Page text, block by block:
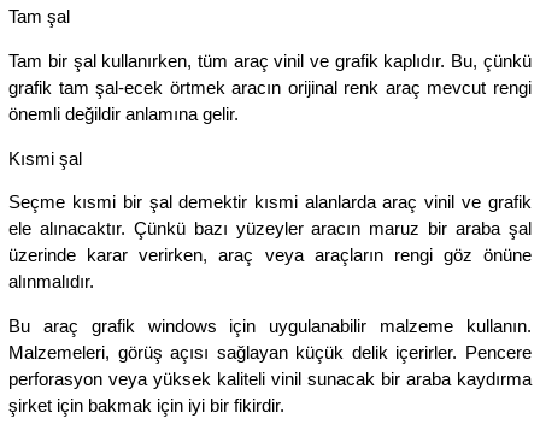
Tam şal
Tam bir şal kullanırken, tüm araç vinil ve grafik kaplıdır. Bu, çünkü
grafik tam şal-ecek örtmek aracın orijinal renk araç mevcut rengi
önemli değildir anlamına gelir.
Kısmi şal
Seçme kısmi bir şal demektir kısmi alanlarda araç vinil ve grafik
ele alınacaktır. Çünkü bazı yüzeyler aracın maruz bir araba şal
üzerinde karar verirken, araç veya araçların rengi göz önüne
alınmalıdır.
Bu araç grafik windows için uygulanabilir malzeme kullanın.
Malzemeleri, görüş açısı sağlayan küçük delik içerirler. Pencere
perforasyon veya yüksek kaliteli vinil sunacak bir araba kaydırma
şirket için bakmak için iyi bir fikirdir.